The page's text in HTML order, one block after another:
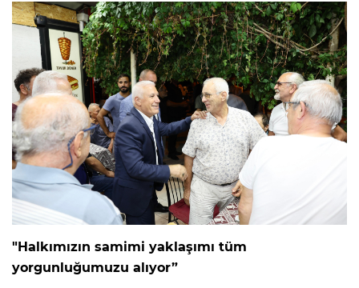
"Halkımızın samimi yaklaşımı tüm
yorgunluğumuzu alıyor”